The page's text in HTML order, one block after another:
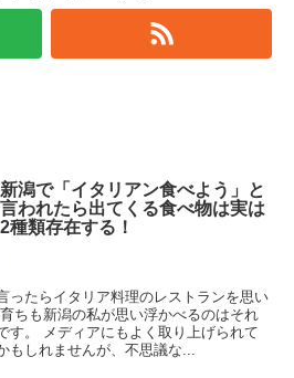
新潟で「イタリアン食べよう」と
言われたら出てくる食べ物は実は
2種類存在する！
ったらイタリア料理のレストランを思い
ちも新潟の私が思い浮かべるのはそれ
す。 メディアにもよく取り上げられて
もしれませんが、不思議な...